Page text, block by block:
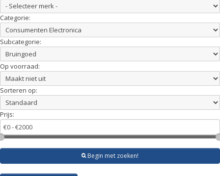
Categorie:
Subcategorie:
Op voorraad:
Sorteren op:
Prijs:
Begin met zoeken!